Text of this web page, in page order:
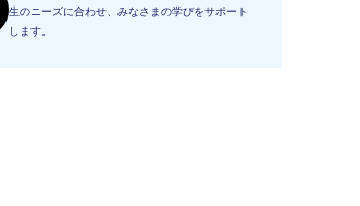
生のニーズに合わせ、みなさまの学びをサポート
します。